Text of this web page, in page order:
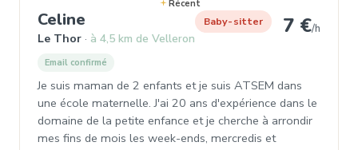
Récent
Celine , Baby-sitter à Le Thor
Le Thor à 4,5 km de Velleron
Baby-sitter 7 €/h
Email confirmé
Je suis maman de 2 enfants et je suis ATSEM dans
une école maternelle. J'ai 20 ans d'expérience dans le
domaine de la petite enfance et je cherche à arrondir
mes fins de mois les week-ends, mercredis et